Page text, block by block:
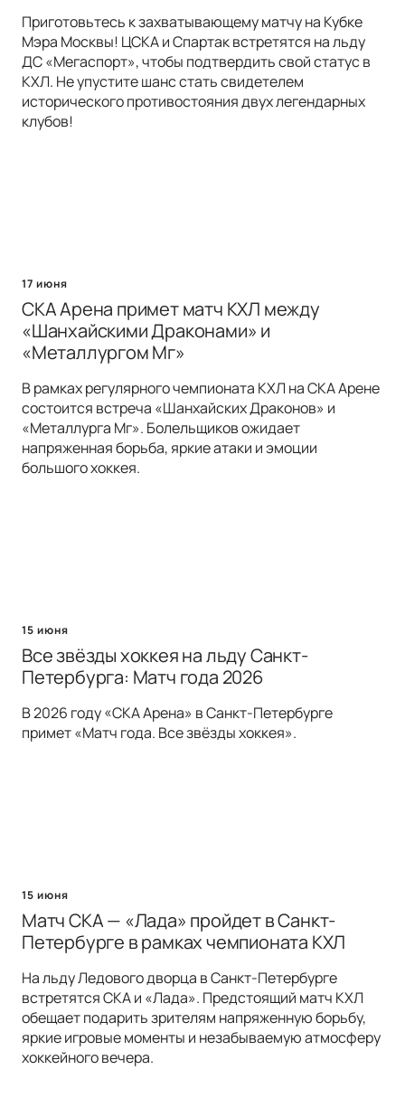
Приготовьтесь к захватывающему матчу на Кубке
Мэра Москвы! ЦСКА и Спартак встретятся на льду
ДС «Мегаспорт», чтобы подтвердить свой статус в
КХЛ. Не упустите шанс стать свидетелем
исторического противостояния двух легендарных
клубов!
17 июня
СКА Арена примет матч КХЛ между
«Шанхайскими Драконами» и
«Металлургом Мг»
В рамках регулярного чемпионата КХЛ на СКА Арене
состоится встреча «Шанхайских Драконов» и
«Металлурга Мг». Болельщиков ожидает
напряженная борьба, яркие атаки и эмоции
большого хоккея.
15 июня
Все звёзды хоккея на льду Санкт-
Петербурга: Матч года 2026
В 2026 году «СКА Арена» в Санкт-Петербурге
примет «Матч года. Все звёзды хоккея».
15 июня
Матч СКА — «Лада» пройдет в Санкт-
Петербурге в рамках чемпионата КХЛ
На льду Ледового дворца в Санкт-Петербурге
встретятся СКА и «Лада». Предстоящий матч КХЛ
обещает подарить зрителям напряженную борьбу,
яркие игровые моменты и незабываемую атмосферу
хоккейного вечера.